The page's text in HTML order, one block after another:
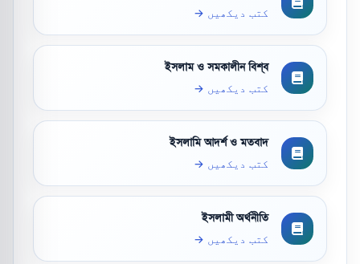
کتب دیکھیں →
ইসলাম ও সমকালীন বিশ্ব
کتب دیکھیں →
ইসলামি আদর্শ ও মতবাদ
کتب دیکھیں →
ইসলামী অর্থনীতি
کتب دیکھیں →